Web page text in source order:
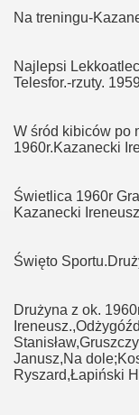
Na treningu-
Najlepsi
Telesfor.-rzuty.
W śród kibiców po
1960r.Kazanecki
Świetlica 1960r
Kazanecki Ireneusz
Święto
Drużyna z ok.
Janusz,Na
Ryszard,Łapiński